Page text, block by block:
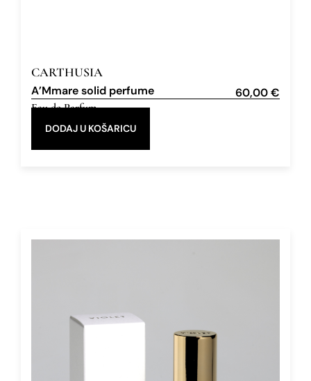
CARTHUSIA
A’Mmare solid perfume 60,00€
Eau de Parfum,
Solid perfumes
DODAJ U KOŠARICU